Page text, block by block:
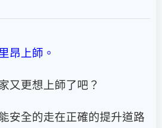
昂上師。
又更想上師了吧？
安全的走在正確的提升道路